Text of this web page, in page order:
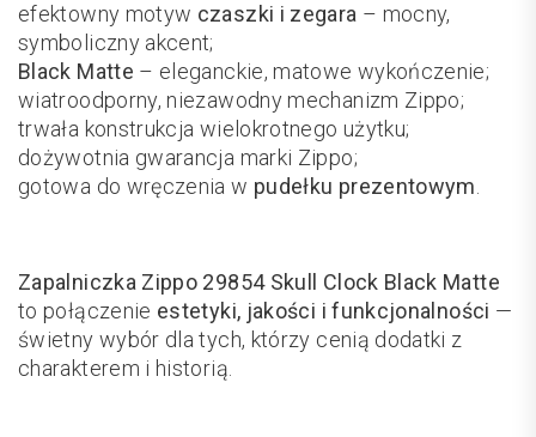
efektowny motyw czaszki i zegara – mocny,
symboliczny akcent;
Black Matte – eleganckie, matowe wykończenie;
wiatroodporny, niezawodny mechanizm Zippo;
trwała konstrukcja wielokrotnego użytku;
dożywotnia gwarancja marki Zippo;
gotowa do wręczenia w pudełku prezentowym.
Zapalniczka Zippo 29854 Skull Clock Black Matte
to połączenie estetyki, jakości i funkcjonalności —
świetny wybór dla tych, którzy cenią dodatki z
charakterem i historią.